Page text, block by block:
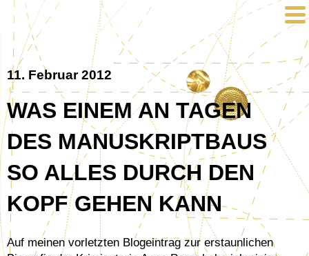
11. Februar 2012
WAS EINEM AN TAGEN
DES MANUSKRIPTBAUS
SO ALLES DURCH DEN
KOPF GEHEN KANN
Auf meinen vorletzten Blogeintrag zur erstaunlichen